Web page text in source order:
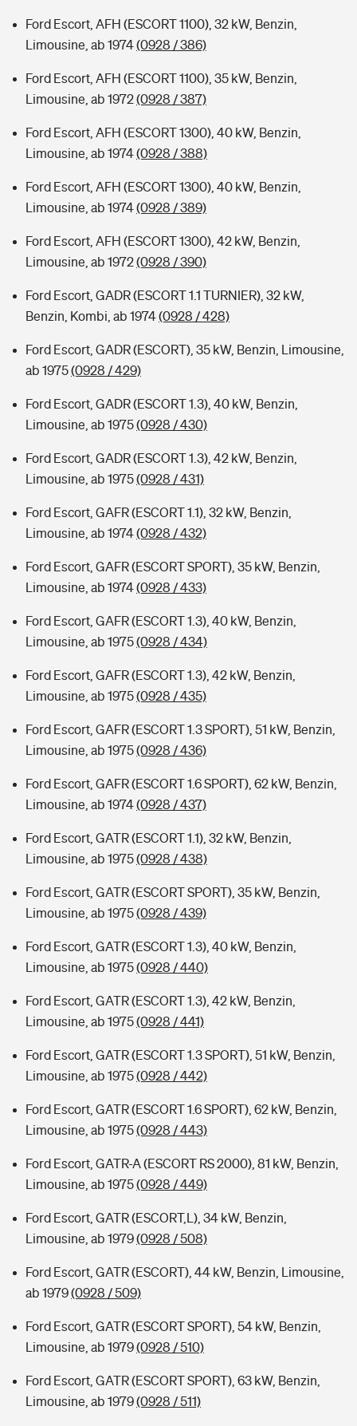
Ford Escort, AFH (ESCORT 1100), 32 kW, Benzin,
Limousine, ab 1974(0928 / 386)
Ford Escort, AFH (ESCORT 1100), 35 kW, Benzin,
Limousine, ab 1972(0928 / 387)
Ford Escort, AFH (ESCORT 1300), 40 kW, Benzin,
Limousine, ab 1974(0928 / 388)
Ford Escort, AFH (ESCORT 1300), 40 kW, Benzin,
Limousine, ab 1974(0928 / 389)
Ford Escort, AFH (ESCORT 1300), 42 kW, Benzin,
Limousine, ab 1972(0928 / 390)
Ford Escort, GADR (ESCORT 1.1 TURNIER), 32 kW,
Benzin, Kombi, ab 1974(0928 / 428)
Ford Escort, GADR (ESCORT), 35 kW, Benzin, Limousine,
ab 1975(0928 / 429)
Ford Escort, GADR (ESCORT 1.3), 40 kW, Benzin,
Limousine, ab 1975(0928 / 430)
Ford Escort, GADR (ESCORT 1.3), 42 kW, Benzin,
Limousine, ab 1975(0928 / 431)
Ford Escort, GAFR (ESCORT 1.1), 32 kW, Benzin,
Limousine, ab 1974(0928 / 432)
Ford Escort, GAFR (ESCORT SPORT), 35 kW, Benzin,
Limousine, ab 1974(0928 / 433)
Ford Escort, GAFR (ESCORT 1.3), 40 kW, Benzin,
Limousine, ab 1975(0928 / 434)
Ford Escort, GAFR (ESCORT 1.3), 42 kW, Benzin,
Limousine, ab 1975(0928 / 435)
Ford Escort, GAFR (ESCORT 1.3 SPORT), 51 kW, Benzin,
Limousine, ab 1975(0928 / 436)
Ford Escort, GAFR (ESCORT 1.6 SPORT), 62 kW, Benzin,
Limousine, ab 1974(0928 / 437)
Ford Escort, GATR (ESCORT 1.1), 32 kW, Benzin,
Limousine, ab 1975(0928 / 438)
Ford Escort, GATR (ESCORT SPORT), 35 kW, Benzin,
Limousine, ab 1975(0928 / 439)
Ford Escort, GATR (ESCORT 1.3), 40 kW, Benzin,
Limousine, ab 1975(0928 / 440)
Ford Escort, GATR (ESCORT 1.3), 42 kW, Benzin,
Limousine, ab 1975(0928 / 441)
Ford Escort, GATR (ESCORT 1.3 SPORT), 51 kW, Benzin,
Limousine, ab 1975(0928 / 442)
Ford Escort, GATR (ESCORT 1.6 SPORT), 62 kW, Benzin,
Limousine, ab 1975(0928 / 443)
Ford Escort, GATR-A (ESCORT RS 2000), 81 kW, Benzin,
Limousine, ab 1975(0928 / 449)
Ford Escort, GATR (ESCORT,L), 34 kW, Benzin,
Limousine, ab 1979(0928 / 508)
Ford Escort, GATR (ESCORT), 44 kW, Benzin, Limousine,
ab 1979(0928 / 509)
Ford Escort, GATR (ESCORT SPORT), 54 kW, Benzin,
Limousine, ab 1979(0928 / 510)
Ford Escort, GATR (ESCORT SPORT), 63 kW, Benzin,
Limousine, ab 1979(0928 / 511)